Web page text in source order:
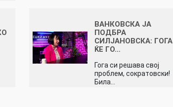
ВАНКОВСКА ЈА
ПОДБРА
СИЛЈАНОВСКА: ГОГА
ЌЕ ГО…
Гога си решава свој
проблем, сократовски!
Била…